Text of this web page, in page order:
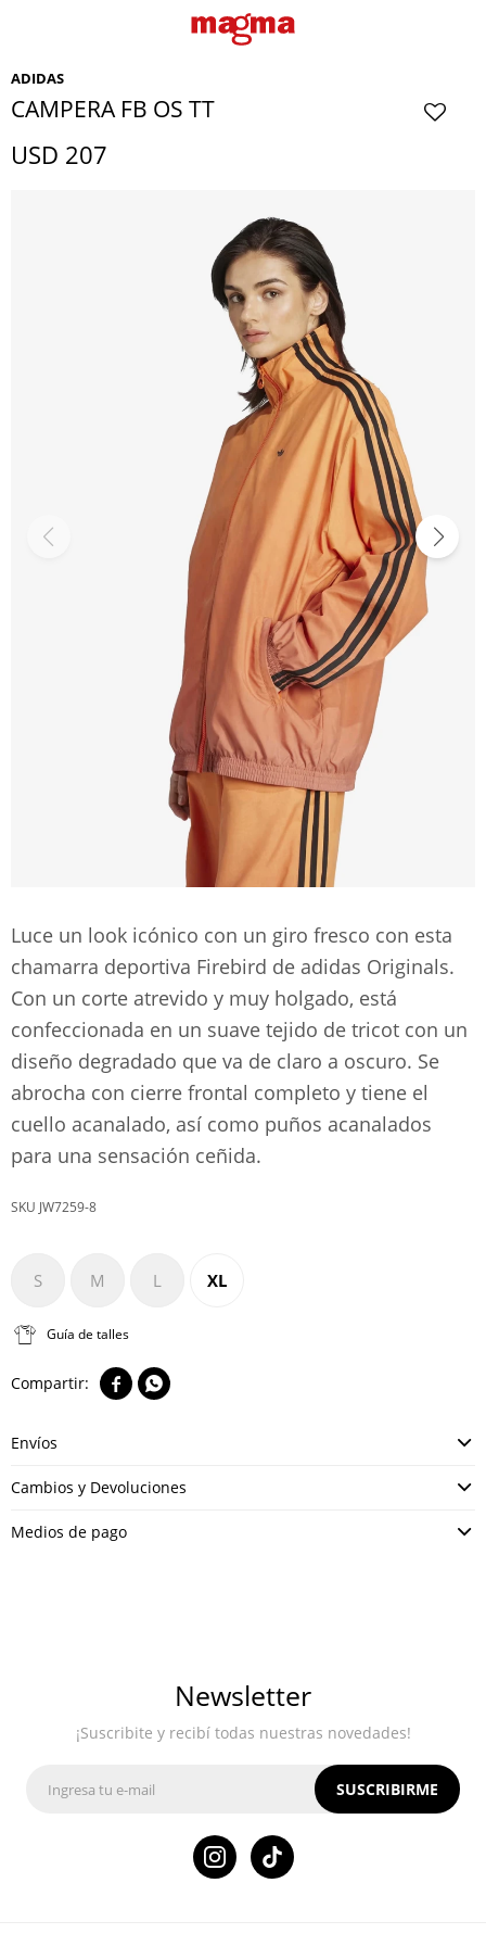
ADIDAS
CAMPERA FB OS TT
USD 207
Luce un look icónico con un giro fresco con esta
chamarra deportiva Firebird de adidas Originals.
Con un corte atrevido y muy holgado, está
confeccionada en un suave tejido de tricot con un
diseño degradado que va de claro a oscuro. Se
abrocha con cierre frontal completo y tiene el
cuello acanalado, así como puños acanalados
para una sensación ceñida.
JW7259-8
S M L XL
Guía de talles
 
Envíos
Cambios y Devoluciones
Medios de pago
Newsletter
¡Suscribite y recibí todas nuestras novedades!
SUSCRIBIRME
